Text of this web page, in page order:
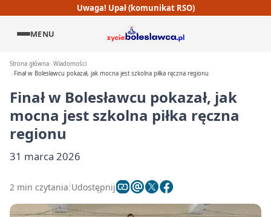
Uwaga! Upał (komunikat RSO)
MENU
Strona główna Wiadomości
Finał w Bolesławcu pokazał, jak mocna jest szkolna piłka ręczna regionu
Finał w Bolesławcu pokazał, jak
mocna jest szkolna piłka ręczna
regionu
31 marca 2026
2 min czytania Udostępnij